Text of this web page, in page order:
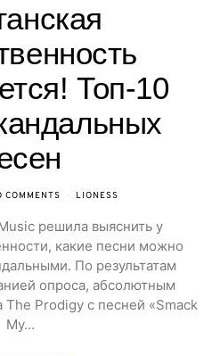
Топ-10
COMMENTS LIONESS
решила выяснить у
какие песни можно
По результатам
опроса, абсолютным
The Prodigy с песней «Smack
My…